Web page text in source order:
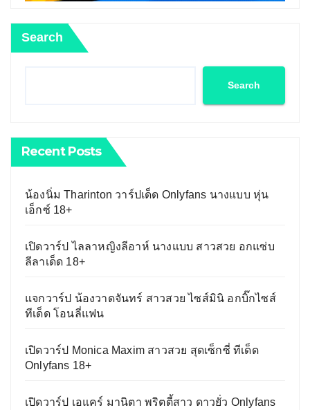
Search
Search
Recent Posts
น้องนิ่ม Tharinton วาร์ปเด็ด Onlyfans นางแบบ หุ่น
เอ็กซ์ 18+
เปิดวาร์ป ไลลาหญิงลีอาห์ นางแบบ สาวสวย อกแซ่บ
ลีลาเด็ด 18+
แจกวาร์ป น้องวาดจันทร์ สาวสวย ไซส์มินิ อกบิ๊กไซส์
ทีเด็ด โอนลี่แฟน
เปิดวาร์ป Monica Maxim สาวสวย สุดเซ็กซี่ ทีเด็ด
Onlyfans 18+
เปิดวาร์ป เอแคร์ มานิตา พริตตี้สาว ดาวยั่ว Onlyfans